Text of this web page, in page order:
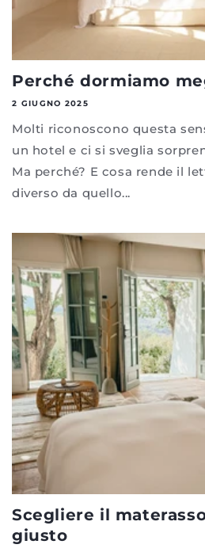
Perché dormiamo
2 GIUGNO 2025
Molti riconoscono questa
un hotel e ci si sveglia
Ma perché? E cosa rende il
diverso da quello...
Scegliere il
giusto